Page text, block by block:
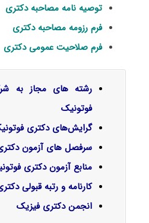
توصیه نامه مصاحبه دکتری
فرم رزومه مصاحبه دکتری
فرم صلاحیت عمومی دکتری
رشته های مجاز به
فوتونیک
گرایش‌های دکتری
سرفصل‌ های آزمون
منابع آزمون دکتری
کارنامه و رتبه قبولی
انجمن دکتری فیزیک